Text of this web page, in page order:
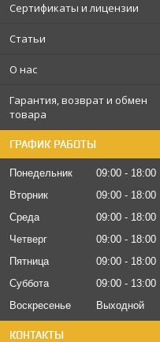
Сертификаты и лицензии
Статьи
О нас
Гарантия, возврат и обмен
товара
ГРАФИК РАБОТЫ
Понедельник 09:00
18:00
Вторник
09:00
18:00
Среда
09:00
18:00
Четверг
09:00
18:00
Пятница
09:00
18:00
Суббота
09:00
13:00
Воскресенье
Выходной
КОНТАКТЫ